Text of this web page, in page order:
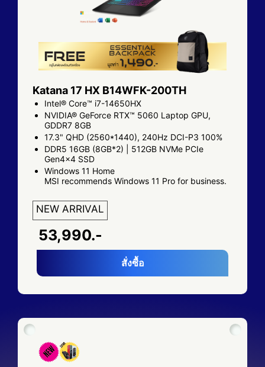
Katana 17 HX B14WFK-200TH
Intel® Core™ i7-14650HX
NVIDIA® GeForce RTX™ 5060 Laptop GPU,
GDDR7 8GB
17.3" QHD (2560*1440), 240Hz DCI-P3 100%
DDR5 16GB (8GB*2) | 512GB NVMe PCIe
Gen4x4 SSD
Windows 11 Home
MSI recommends Windows 11 Pro for business.
NEW ARRIVAL
53,990.-
สั่งซื้อ